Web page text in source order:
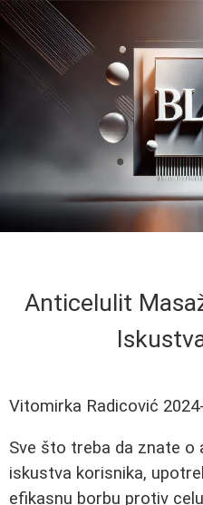
Anticelulit
Vitomirka Radicović
Sve što treba da znate o
iskustva korisnika,
efikasnu borbu protiv